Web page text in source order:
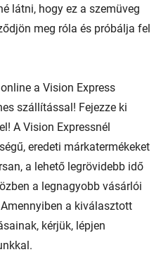
látni, hogy ez a szemüveg
meg róla és próbálja fel
a Vision Express
szállítással! Fejezze ki
A Vision Expressnél
eredeti márkatermékeket
a lehető legrövidebb idő
a legnagyobb vásárlói
a kiválasztott
kérjük, lépjen